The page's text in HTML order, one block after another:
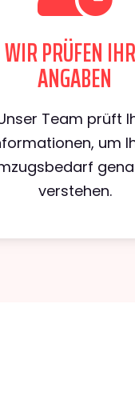
WIR PRÜFEN
ANGABEN
Team prüft
um
verstehen.